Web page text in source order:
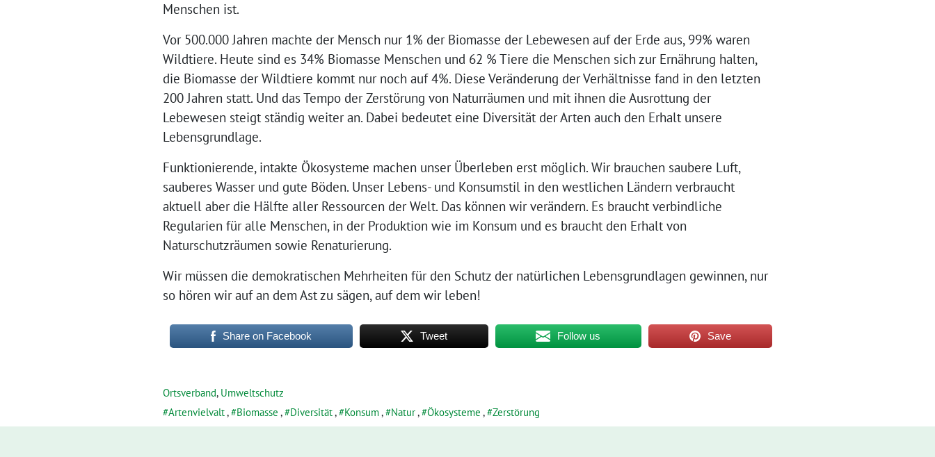
Menschen ist.
Vor 500.000 Jahren machte der Mensch nur 1% der Biomasse der Lebewesen auf der Erde aus, 99% waren
Wildtiere. Heute sind es 34% Biomasse Menschen und 62 % Tiere die Menschen sich zur Ernährung halten,
die Biomasse der Wildtiere kommt nur noch auf 4%. Diese Veränderung der Verhältnisse fand in den letzten
200 Jahren statt. Und das Tempo der Zerstörung von Naturräumen und mit ihnen die Ausrottung der
Lebewesen steigt ständig weiter an. Dabei bedeutet eine Diversität der Arten auch den Erhalt unsere
Lebensgrundlage.
Funktionierende, intakte Ökosysteme machen unser Überleben erst möglich. Wir brauchen saubere Luft,
sauberes Wasser und gute Böden. Unser Lebens- und Konsumstil in den westlichen Ländern verbraucht
aktuell aber die Hälfte aller Ressourcen der Welt. Das können wir verändern. Es braucht verbindliche
Regularien für alle Menschen, in der Produktion wie im Konsum und es braucht den Erhalt von
Naturschutzräumen sowie Renaturierung.
Wir müssen die demokratischen Mehrheiten für den Schutz der natürlichen Lebensgrundlagen gewinnen, nur
so hören wir auf an dem Ast zu sägen, auf dem wir leben!
Share on Facebook Tweet Follow us Save
Ortsverband, Umweltschutz
Artenvielvalt, Biomasse , Diversität, Konsum, Natur, Ökosysteme , Zerstörung